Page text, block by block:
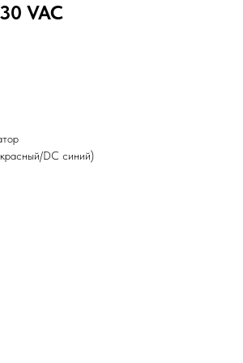
VAC
DC синий)